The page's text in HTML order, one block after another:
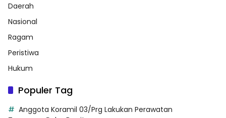
Daerah
Nasional
Ragam
Peristiwa
Hukum
Populer Tag
Anggota Koramil 03/Prg Lakukan Perawatan